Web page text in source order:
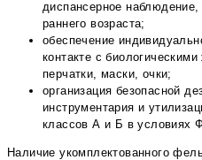
диспансерное
раннего возраста;
обеспечение
контакте с
перчатки, маски, очки;
организация безопасной
инструментария и
классов А и Б в условиях
Наличие укомплектованного